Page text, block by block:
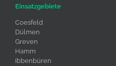
Einsatzgebiete
Coesfeld
Dülmen
Greven
Hamm
Ibbenbüren